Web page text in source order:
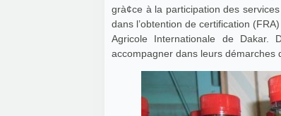
grà¢ce à la participation des
dans l’obtention de certification
Agricole Internationale de Dakar.
accompagner dans leurs démarches